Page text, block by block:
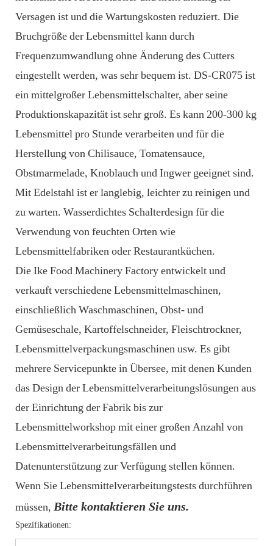
Versagen ist und die Wartungskosten reduziert. Die
Bruchgröße der Lebensmittel kann durch
Frequenzumwandlung ohne Änderung des Cutters
eingestellt werden, was sehr bequem ist. DS-CR075 ist
ein mittelgroßer Lebensmittelschalter, aber seine
Produktionskapazität ist sehr groß. Es kann 200-300 kg
Lebensmittel pro Stunde verarbeiten und für die
Herstellung von Chilisauce, Tomatensauce,
Obstmarmelade, Knoblauch und Ingwer geeignet sind.
Mit Edelstahl ist er langlebig, leichter zu reinigen und
zu warten. Wasserdichtes Schalterdesign für die
Verwendung von feuchten Orten wie
Lebensmittelfabriken oder Restaurantküchen.
Die Ike Food Machinery Factory entwickelt und
verkauft verschiedene Lebensmittelmaschinen,
einschließlich Waschmaschinen, Obst- und
Gemüseschale, Kartoffelschneider, Fleischtrockner,
Lebensmittelverpackungsmaschinen usw. Es gibt
mehrere Servicepunkte in Übersee, mit denen Kunden
das Design der Lebensmittelverarbeitungslösungen aus
der Einrichtung der Fabrik bis zur
Lebensmittelworkshop mit einer großen Anzahl von
Lebensmittelverarbeitungsfällen und
Datenunterstützung zur Verfügung stellen können.
Wenn Sie Lebensmittelverarbeitungstests durchführen
müssen, Bitte kontaktieren Sie uns.
Spezifikationen: